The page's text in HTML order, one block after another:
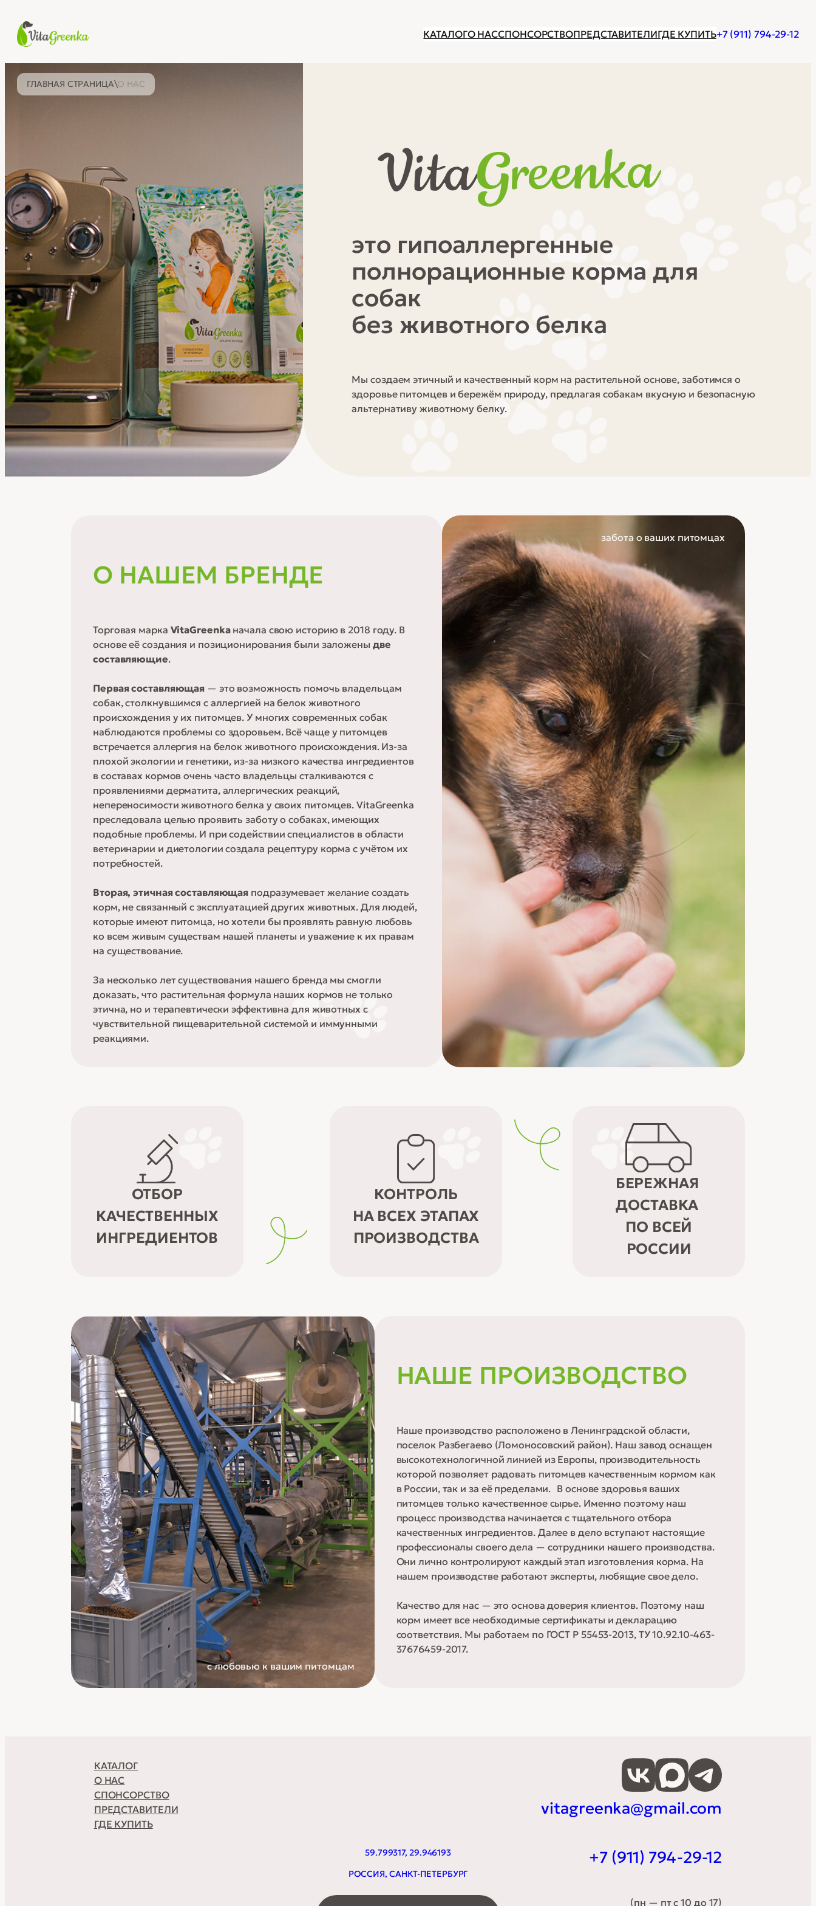
КАТАЛОГО НАССПОНСОРСТВОПРЕДСТАВИТЕЛИГДЕ КУПИТЬ+7 (911) 794-29-12
ГЛАВНАЯ СТРАНИЦА\О НАС
это гипоаллергенные
полнорационные корма для
собак
без животного белка
Мы создаем этичный и качественный корм на растительной основе, заботимся о
здоровье питомцев и бережём природу, предлагая собакам вкусную и безопасную
альтернативу животному белку.
О НАШЕМ БРЕНДЕ
Торговая марка VitaGreenka начала свою историю в 2018 году. В
основе её создания и позиционирования были заложены две
составляющие.
Первая составляющая — это возможность помочь владельцам
собак, столкнувшимся с аллергией на белок животного
происхождения у их питомцев. У многих современных собак
наблюдаются проблемы со здоровьем. Всё чаще у питомцев
встречается аллергия на белок животного происхождения. Из-за
плохой экологии и генетики, из-за низкого качества ингредиентов
в составах кормов очень часто владельцы сталкиваются с
проявлениями дерматита, аллергических реакций,
непереносимости животного белка у своих питомцев. VitaGreenka
преследовала целью проявить заботу о собаках, имеющих
подобные проблемы. И при содействии специалистов в области
ветеринарии и диетологии создала рецептуру корма с учётом их
потребностей.
Вторая, этичная составляющая подразумевает желание создать
корм, не связанный с эксплуатацией других животных. Для людей,
которые имеют питомца, но хотели бы проявлять равную любовь
ко всем живым существам нашей планеты и уважение к их правам
на существование.
За несколько лет существования нашего бренда мы смогли
доказать, что растительная формула наших кормов не только
этична, но и терапевтически эффективна для животных с
чувствительной пищеварительной системой и иммунными
реакциями.
забота о ваших питомцах
ОТБОР
КАЧЕСТВЕННЫХ
ИНГРЕДИЕНТОВ
КОНТРОЛЬ
НА ВСЕХ ЭТАПАХ
ПРОИЗВОДСТВА
БЕРЕЖНАЯ
ДОСТАВКА
ПО ВСЕЙ
РОССИИ
с любовью к вашим питомцам
НАШЕ ПРОИЗВОДСТВО
Наше производство расположено в Ленинградской области,
поселок Разбегаево (Ломоносовский район). Наш завод оснащен
высокотехнологичной линией из Европы, производительность
которой позволяет радовать питомцев качественным кормом как
в России, так и за её пределами. В основе здоровья ваших
питомцев только качественное сырье. Именно поэтому наш
процесс производства начинается с тщательного отбора
качественных ингредиентов. Далее в дело вступают настоящие
профессионалы своего дела — сотрудники нашего производства.
Они лично контролируют каждый этап изготовления корма. На
нашем производстве работают эксперты, любящие свое дело.
Качество для нас — это основа доверия клиентов. Поэтому наш
корм имеет все необходимые сертификаты и декларацию
соответствия. Мы работаем по ГОСТ Р 55453-2013, ТУ 10.92.10-463-
37676459-2017.
КАТАЛОГ
О НАС
СПОНСОРСТВО
ПРЕДСТАВИТЕЛИ
ГДЕ КУПИТЬ
59.799317, 29.946193
РОССИЯ, САНКТ-ПЕТЕРБУРГ
vitagreenka@gmail.com
+7 (911) 794-29-12
(пн — пт с 10 до 17)